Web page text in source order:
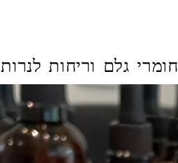
חומרי גלם וריחות לנרות